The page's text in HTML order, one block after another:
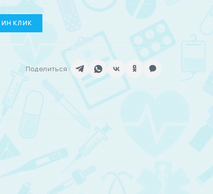
КЛИК
Поделиться: